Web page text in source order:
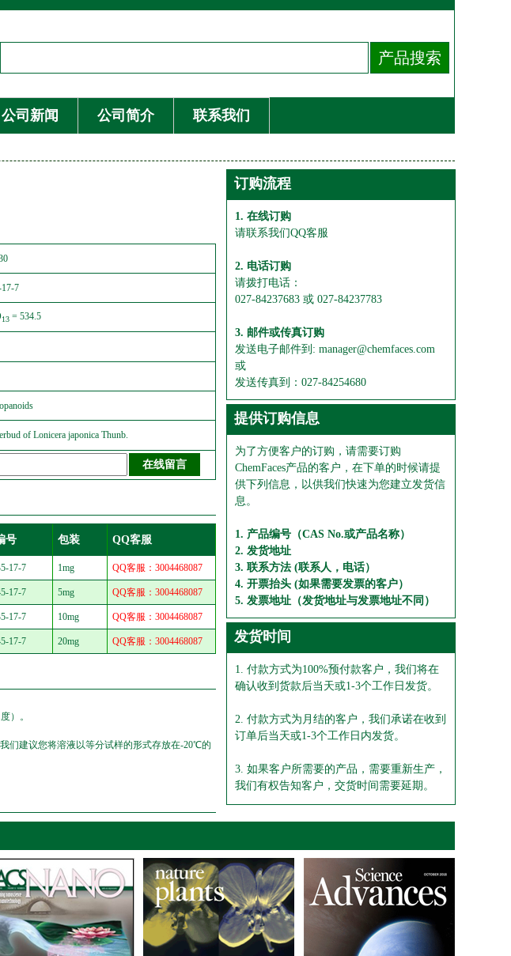
公司新闻 公司简介 联系我们
17-7
13 = 534.5
of Lonicera japonica Thunb.
号 包装 QQ客服
17-7 1mg QQ客服：3004468087
17-7 5mg QQ客服：3004468087
17-7 10mg QQ客服：3004468087
17-7 20mg QQ客服：3004468087
）。
们建议您将溶液以等分试样的形式存放在-20℃的
订购流程
1. 在线订购
请联系我们QQ客服
2. 电话订购
请拨打电话：
027-84237683 或 027-84237783
3. 邮件或传真订购
发送电子邮件到: manager@chemfaces.com
或
发送传真到：027-84254680
提供订购信息
为了方便客户的订购，请需要订购
ChemFaces产品的客户，在下单的时候请提
供下列信息，以供我们快速为您建立发货信
息。
1. 产品编号（CAS No.或产品名称）
2. 发货地址
3. 联系方法 (联系人，电话）
4. 开票抬头 (如果需要发票的客户）
5. 发票地址（发货地址与发票地址不同）
发货时间
1. 付款方式为100%预付款客户，我们将在
确认收到货款后当天或1-3个工作日发货。
2. 付款方式为月结的客户，我们承诺在收到
订单后当天或1-3个工作日内发货。
3. 如果客户所需要的产品，需要重新生产，
我们有权告知客户，交货时间需要延期。